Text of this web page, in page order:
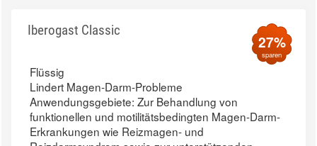
Iberogast Classic
27%
sparen
Flüssig
Lindert Magen-Darm-Probleme
Anwendungsgebiete: Zur Behandlung von
funktionellen und motilitätsbedingten Magen-Darm-
Erkrankungen wie Reizmagen- und